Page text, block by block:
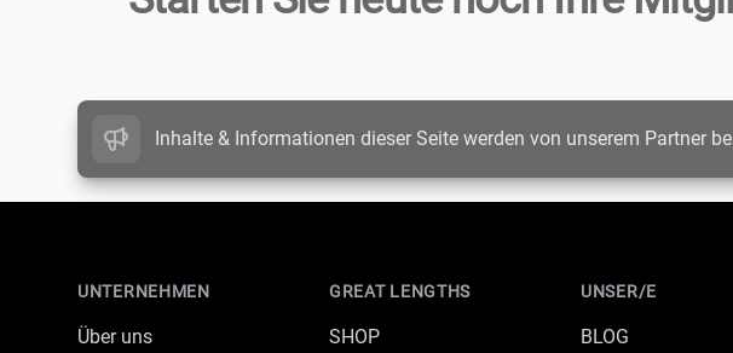
Inhalte & Informationen dieser Seite werden von unserem Partner
UNTERNEHMEN
Über uns
GREAT LENGTHS
SHOP
UNSER/E
BLOG